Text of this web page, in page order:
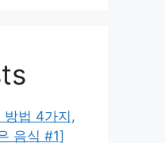
방법 4가지,
음식 #1]